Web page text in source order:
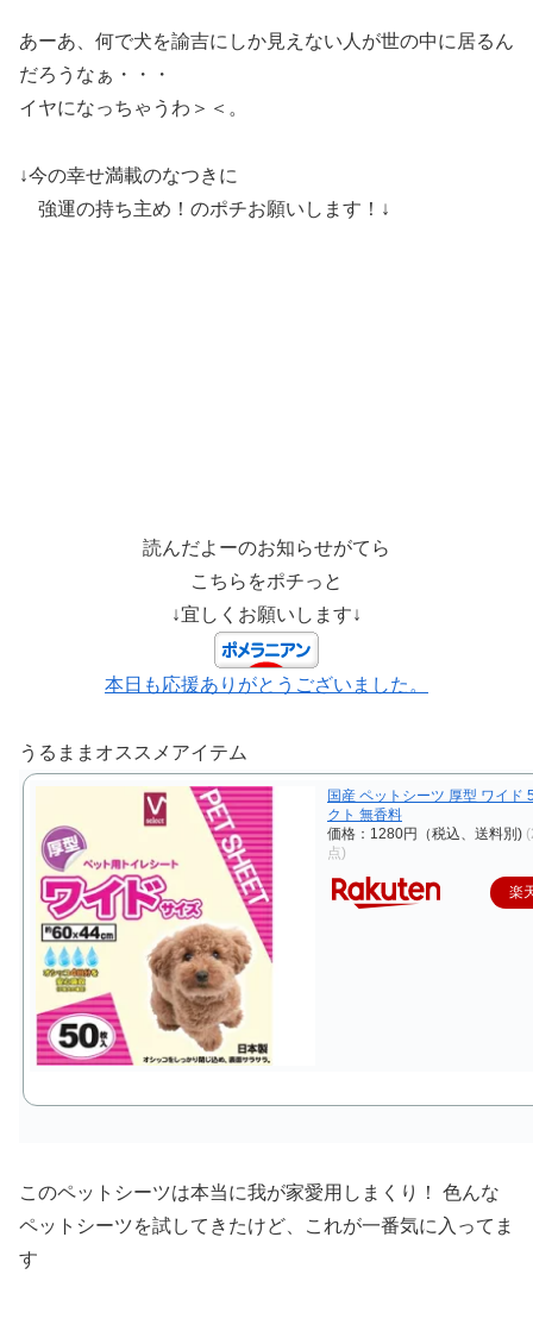
あーあ、何で犬を諭吉にしか見えない人が世の中に居るん
だろうなぁ・・・
イヤになっちゃうわ＞＜。
↓今の幸せ満載のなつきに
強運の持ち主め！のポチお願いします！↓
読んだよーのお知らせがてら
こちらをポチっと
↓宜しくお願いします↓
本日も応援ありがとうございました。
うるままオススメアイテム
国産 ペットシーツ 厚型 ワイド
クト 無香料
価格：1280円（税込、送料別)
点)
楽
このペットシーツは本当に我が家愛用しまくり！ 色んな
ペットシーツを試してきたけど、これが一番気に入ってま
す